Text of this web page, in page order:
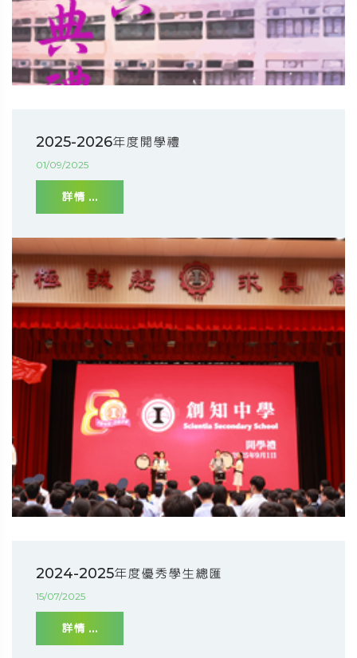
2025-2026年度開學禮
01/09/2025
詳情 ...
2024-2025年度優秀學生總匯
15/07/2025
詳情 ...